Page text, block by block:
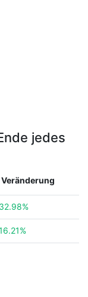
jedes
Veränderung
32.98%